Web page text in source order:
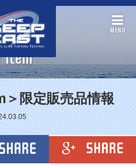
MENU
item
限定販売品情報